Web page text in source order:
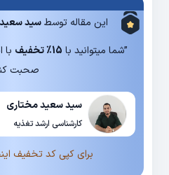
این مقاله توسطسید
”شما میتوانید با 15% تخفیف
صحبت
سید سعید مختاری
کارشناسی ارشد تغذیه
برای کپی کد تخفیف